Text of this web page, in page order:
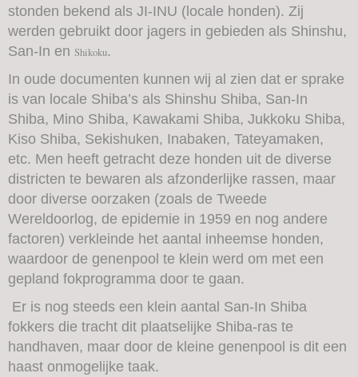
stonden bekend als JI-INU (locale honden). Zij
werden gebruikt door jagers in gebieden als Shinshu,
San-In en Shikoku.
In oude documenten kunnen wij al zien dat er sprake
is van locale Shiba’s als Shinshu Shiba, San-In
Shiba, Mino Shiba, Kawakami Shiba, Jukkoku Shiba,
Kiso Shiba, Sekishuken, Inabaken, Tateyamaken,
etc. Men heeft getracht deze honden uit de diverse
districten te bewaren als afzonderlijke rassen, maar
door diverse oorzaken (zoals de Tweede
Wereldoorlog, de epidemie in 1959 en nog andere
factoren) verkleinde het aantal inheemse honden,
waardoor de genenpool te klein werd om met een
gepland fokprogramma door te gaan.
Er is nog steeds een klein aantal San-In Shiba
fokkers die tracht dit plaatselijke Shiba-ras te
handhaven, maar door de kleine genenpool is dit een
haast onmogelijke taak.